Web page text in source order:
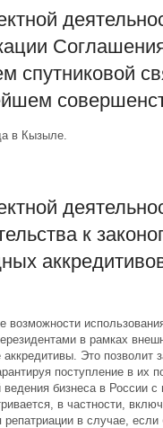
спутниковой
в Кызыле.
к
возможности
в рамках
Это позволит
поступление в их
бизнеса в России
в частности,
в случае,